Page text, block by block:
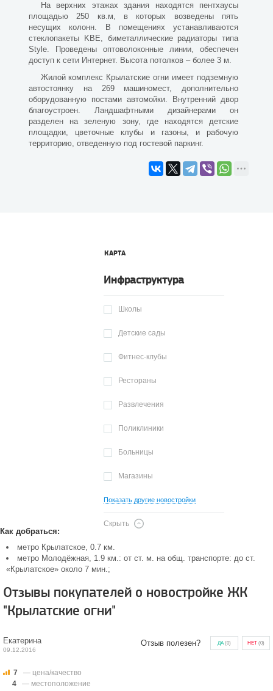
На верхних этажах здания находятся пентхаусы
площадью 250 кв.м, в которых возведены пять
несущих колонн. В помещениях устанавливаются
стеклопакеты KBE, биметаллические радиаторы типа
Style. Проведены оптоволоконные линии, обеспечен
доступ к сети Интернет. Высота потолков – более 3 м.
Жилой комплекс Крылатские огни имеет подземную
автостоянку на 269 машиномест, дополнительно
оборудованную постами автомойки. Внутренний двор
благоустроен. Ландшафтными дизайнерами он
разделен на зеленую зону, где находятся детские
площадки, цветочные клубы и газоны, и рабочую
территорию, отведенную под гостевой паркинг.
КАРТА
Инфраструктура
Школы
Детские сады
Фитнес-клубы
Рестораны
Развлечения
Поликлиники
Больницы
Магазины
Показать другие новостройки
Скрыть
Как добраться:
метро Крылатское, 0.7 км.
метро Молодёжная, 1.9 км.: от ст. м. на общ. транспорте: до ст.
«Крылатское» около 7 мин.;
Отзывы покупателей о новостройке ЖК
"Крылатские огни"
Екатерина
09.12.2016
Отзыв полезен? ДА(0) НЕТ (0)
7
— цена/качество
4
— местоположение